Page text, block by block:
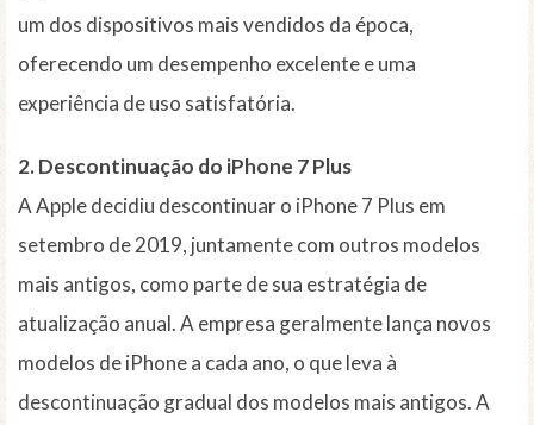
um dos dispositivos mais vendidos da época,
oferecendo um desempenho excelente e uma
experiência de uso satisfatória.
2. Descontinuação do iPhone 7 Plus
A Apple decidiu descontinuar o iPhone 7 Plus em
setembro de 2019, juntamente com outros modelos
mais antigos, como parte de sua estratégia de
atualização anual. A empresa geralmente lança novos
modelos de iPhone a cada ano, o que leva à
descontinuação gradual dos modelos mais antigos. A